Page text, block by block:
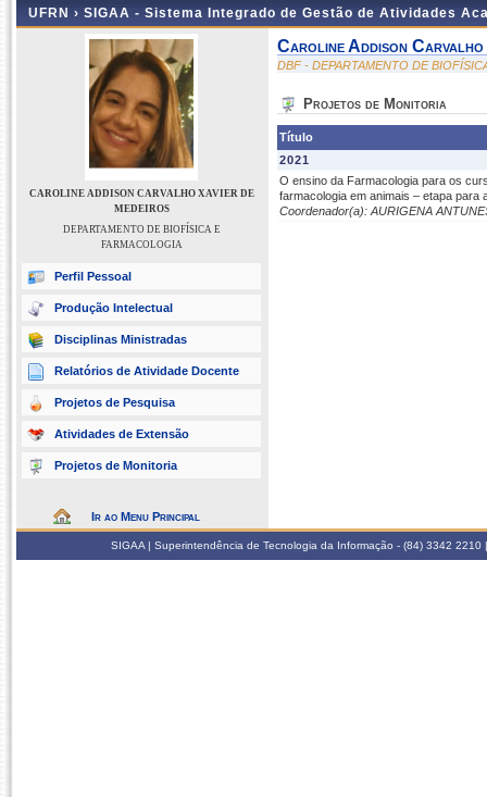
UFRN › SIGAA - Sistema Integrado de Gestão de Atividades
CAROLINE ADDISON CARVALHO XAVIER DE
MEDEIROS
DEPARTAMENTO DE BIOFÍSICA E
FARMACOLOGIA
Perfil Pessoal
Produção Intelectual
Disciplinas Ministradas
Relatórios de Atividade Docente
Projetos de Pesquisa
Atividades de Extensão
Projetos de Monitoria
Ir ao Menu Principal
Caroline Addison Carvalho
DBF - DEPARTAMENTO DE
Projetos de Monitoria
Título
2021
O ensino da Farmacologia para os
farmacologia em animais – etapa para
Coordenador(a): AURIGENA
SIGAA | Superintendência de Tecnologia da Informação - (84) 3342